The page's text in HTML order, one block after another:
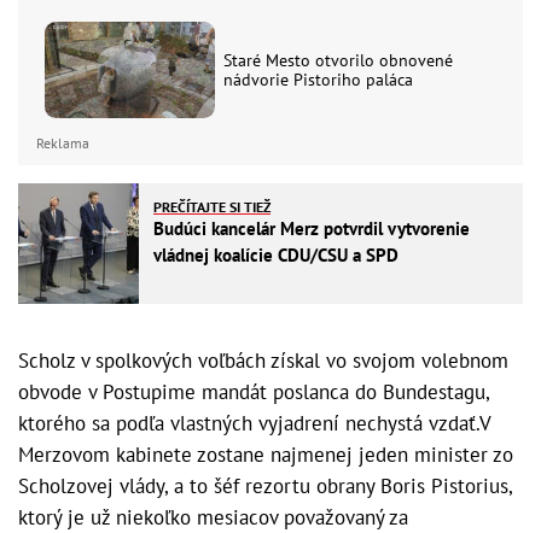
Staré Mesto otvorilo obnovené
nádvorie Pistoriho paláca
Reklama
PREČÍTAJTE SI TIEŽ
Budúci kancelár Merz potvrdil vytvorenie
vládnej koalície CDU/CSU a SPD
Scholz v spolkových voľbách získal vo svojom volebnom
obvode v Postupime mandát poslanca do Bundestagu,
ktorého sa podľa vlastných vyjadrení nechystá vzdať.V
Merzovom kabinete zostane najmenej jeden minister zo
Scholzovej vlády, a to šéf rezortu obrany Boris Pistorius,
ktorý je už niekoľko mesiacov považovaný za